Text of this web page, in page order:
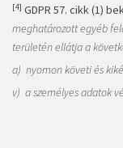
[4] GDPR 57. cikk (1)
meghatározott egyéb
területén ellátja a
a) nyomon követi és
v) a személyes adatok